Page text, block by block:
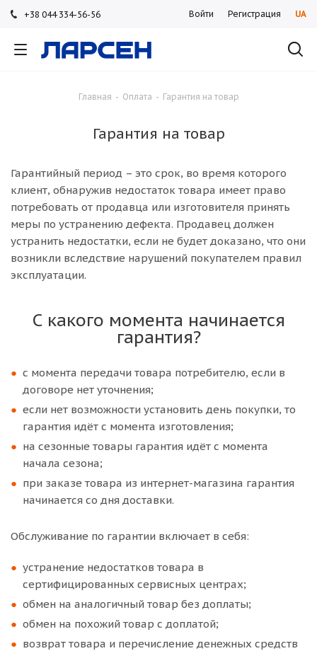
+38 044 334-56-56
+38 044 334-56-56
Войти Регистрация UA
Главная - Оплата - Гарантия на товар
Гарантия на товар
Гарантийный период – это срок, во время которого
клиент, обнаружив недостаток товара имеет право
потребовать от продавца или изготовителя принять
меры по устранению дефекта. Продавец должен
устранить недостатки, если не будет доказано, что они
возникли вследствие нарушений покупателем правил
эксплуатации.
С какого момента начинается
гарантия?
с момента передачи товара потребителю, если в
договоре нет уточнения;
если нет возможности установить день покупки, то
гарантия идёт с момента изготовления;
на сезонные товары гарантия идёт с момента
начала сезона;
при заказе товара из интернет-магазина гарантия
начинается со дня доставки.
Обслуживание по гарантии включает в себя:
устранение недостатков товара в
сертифицированных сервисных центрах;
обмен на аналогичный товар без доплаты;
обмен на похожий товар с доплатой;
возврат товара и перечисление денежных средств